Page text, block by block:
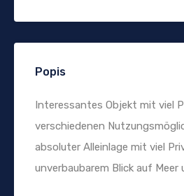
Popis
Interessantes Objekt mit viel
verschiedenen
absoluter Alleinlage mit viel
unverbaubarem Blick auf Meer